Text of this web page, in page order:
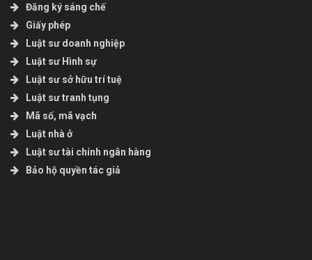
Đăng ký sáng chế
Giấy phép
Luật sư doanh nghiệp
Luật sư Hình sự
Luật sư sở hữu trí tuệ
Luật sư tranh tụng
Mã số, mã vạch
Luật nhà ở
Luật sư tài chính ngân hàng
Bảo hộ quyền tác giả